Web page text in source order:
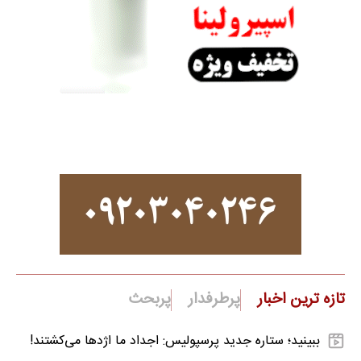
تازه ترین اخبار پرطرفدار پربحث
ببینید؛ ستاره جدید پرسپولیس: اجداد ما اژدها می‌کشتند!